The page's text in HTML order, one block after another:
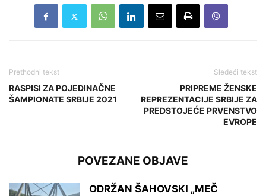
Prethodni tekst
RASPISI ZA POJEDINAČNE
ŠAMPIONATE SRBIJE 2021
Sledeći tekst
PRIPREME ŽENSKE
REPREZENTACIJE SRBIJE ZA
PREDSTOJEĆE PRVENSTVO
EVROPE
POVEZANE OBJAVE
ODRŽAN ŠAHOVSKI „MEČ